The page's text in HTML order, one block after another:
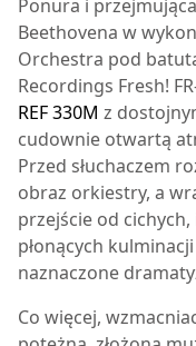
Ponura i
Beethovena w
Orchestra pod
Recordings Fresh!
REF 330M z
cudownie otwartą
Przed słuchaczem
obraz orkiestry, a
przejście od
płonących
naznaczone
Co więcej,